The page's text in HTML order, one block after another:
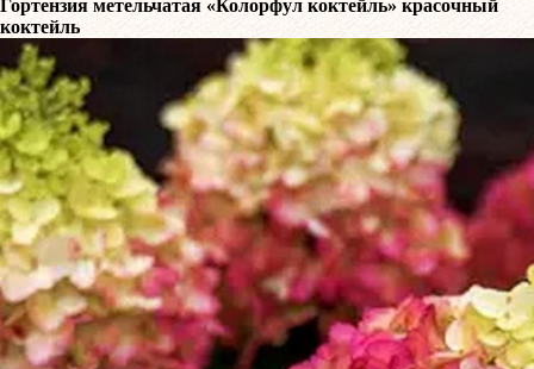
Гортензия метельчатая «Колорфул коктейль» красочный
коктейль